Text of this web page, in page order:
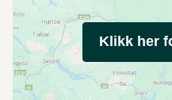
Klikk her